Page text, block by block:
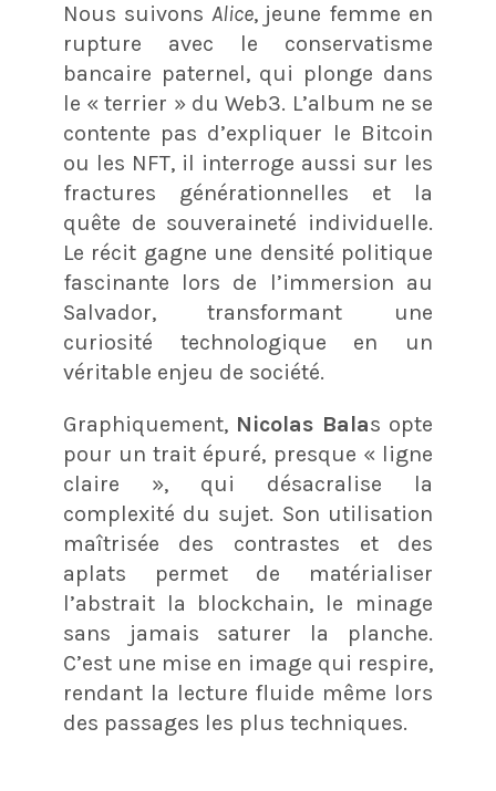
Nous suivons Alice, jeune femme en
rupture avec le conservatisme
bancaire paternel, qui plonge dans
le « terrier » du Web3. L’album ne se
contente pas d’expliquer le Bitcoin
ou les NFT, il interroge aussi sur les
fractures générationnelles et la
quête de souveraineté individuelle.
Le récit gagne une densité politique
fascinante lors de l’immersion au
Salvador, transformant une
curiosité technologique en un
véritable enjeu de société.
Graphiquement, Nicolas Balas opte
pour un trait épuré, presque « ligne
claire », qui désacralise la
complexité du sujet. Son utilisation
maîtrisée des contrastes et des
aplats permet de matérialiser
l’abstrait la blockchain, le minage
sans jamais saturer la planche.
C’est une mise en image qui respire,
rendant la lecture fluide même lors
des passages les plus techniques.